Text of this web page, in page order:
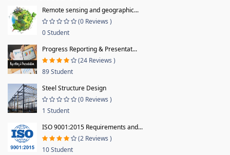
Remote sensing and geographic...
(0 Reviews )
0 Student
Progress Reporting & Presentat...
(24 Reviews )
89 Student
Steel Structure Design
(0 Reviews )
1 Student
ISO 9001:2015 Requirements and...
(2 Reviews )
10 Student